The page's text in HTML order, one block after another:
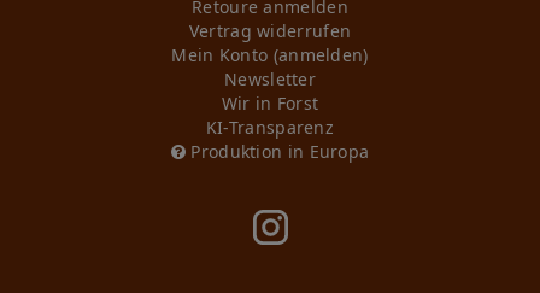
Retoure anmelden
Vertrag widerrufen
Mein Konto (anmelden)
Newsletter
Wir in Forst
KI-Transparenz
Produktion in Europa